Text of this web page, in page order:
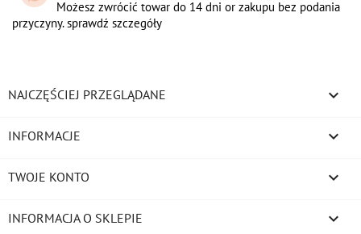
Możesz zwrócić towar do 14 dni or zakupu bez podania
przyczyny. sprawdź szczegóły
NAJCZĘŚCIEJ PRZEGLĄDANE 
INFORMACJE 
TWOJE KONTO 
INFORMACJA O SKLEPIE keyboard_arrow_down